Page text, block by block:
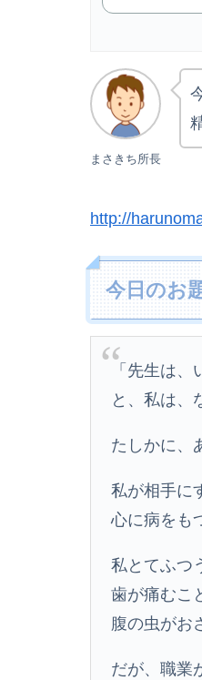
まさきち所長
http://
今日のお
「先生は
と、私は、
たしかに、
私が相手に
心に病をも
私とてふつ
歯が痛むこ
腹の虫がお
だが、職業